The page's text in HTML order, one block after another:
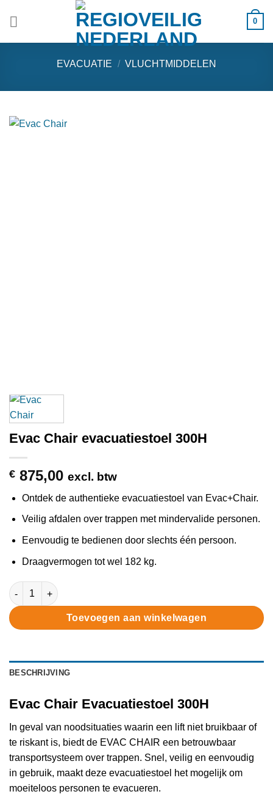
0
EVACUATIE / VLUCHTMIDDELEN
Evac Chair evacuatiestoel 300H
€ 875,00 excl. btw
Ontdek de authentieke evacuatiestoel van Evac+Chair.
Veilig afdalen over trappen met mindervalide personen.
Eenvoudig te bedienen door slechts één persoon.
Draagvermogen tot wel 182 kg.
Evac Chair evacuatiestoel 300H aantal
Toevoegen aan winkelwagen
BESCHRIJVING
Evac Chair Evacuatiestoel 300H
In geval van noodsituaties waarin een lift niet bruikbaar of
te riskant is, biedt de EVAC CHAIR een betrouwbaar
transportsysteem over trappen. Snel, veilig en eenvoudig
in gebruik, maakt deze evacuatiestoel het mogelijk om
moeiteloos personen te evacueren.